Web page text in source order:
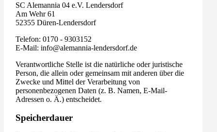
SC Alemannia 04 e.V. Lendersdorf
Am Wehr 61
52355 Düren-Lendersdorf
Telefon: 0170 - 9303152
E-Mail: info@alemannia-lendersdorf.de
Verantwortliche Stelle ist die natürliche oder juristische
Person, die allein oder gemeinsam mit anderen über die
Zwecke und Mittel der Verarbeitung von
personenbezogenen Daten (z. B. Namen, E-Mail-
Adressen o. Ä.) entscheidet.
Speicherdauer